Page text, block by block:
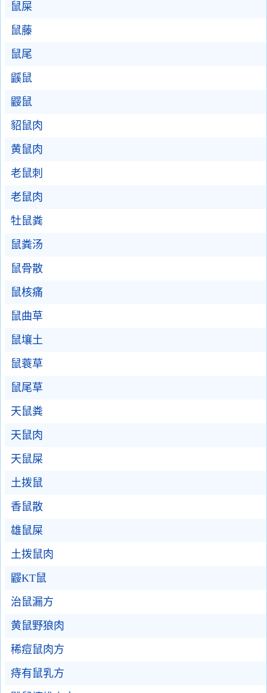
鼠屎
鼠藤
鼠尾
鼷鼠
鼹鼠
貂鼠肉
黄鼠肉
老鼠刺
老鼠肉
牡鼠粪
鼠粪汤
鼠骨散
鼠核痛
鼠曲草
鼠壤土
鼠蓑草
鼠尾草
天鼠粪
天鼠肉
天鼠屎
土拨鼠
香鼠散
雄鼠屎
土拨鼠肉
鼹KT鼠
治鼠漏方
黄鼠野狼肉
稀痘鼠肉方
痔有鼠乳方